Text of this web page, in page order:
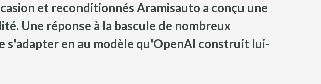
et reconditionnés Aramisauto a conçu une
Une réponse à la bascule de nombreux
s'adapter en au modèle qu'OpenAI construit lui-